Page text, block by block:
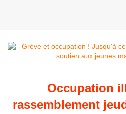
Occupation
rassemblement